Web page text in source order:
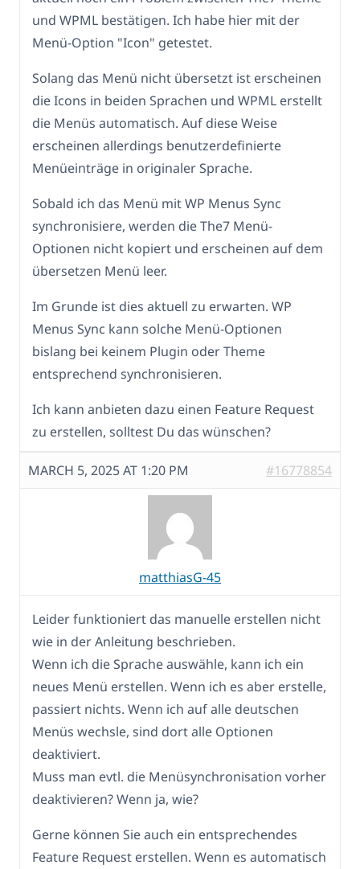
und WPML bestätigen. Ich habe hier mit der
Menü-Option "Icon" getestet.
Solang das Menü nicht übersetzt ist erscheinen
die Icons in beiden Sprachen und WPML erstellt
die Menüs automatisch. Auf diese Weise
erscheinen allerdings benutzerdefinierte
Menüeinträge in originaler Sprache.
Sobald ich das Menü mit WP Menus Sync
synchronisiere, werden die The7 Menü-
Optionen nicht kopiert und erscheinen auf dem
übersetzen Menü leer.
Im Grunde ist dies aktuell zu erwarten. WP
Menus Sync kann solche Menü-Optionen
bislang bei keinem Plugin oder Theme
entsprechend synchronisieren.
Ich kann anbieten dazu einen Feature Request
zu erstellen, solltest Du das wünschen?
MARCH 5, 2025 AT 1:20 PM #16778854
matthiasG-45
Leider funktioniert das manuelle erstellen nicht
wie in der Anleitung beschrieben.
Wenn ich die Sprache auswähle, kann ich ein
neues Menü erstellen. Wenn ich es aber erstelle,
passiert nichts. Wenn ich auf alle deutschen
Menüs wechsle, sind dort alle Optionen
deaktiviert.
Muss man evtl. die Menüsynchronisation vorher
deaktivieren? Wenn ja, wie?
Gerne können Sie auch ein entsprechendes
Feature Request erstellen. Wenn es automatisch